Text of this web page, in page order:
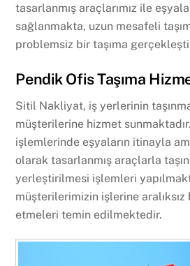
tasarlanmış araçlarımız ile
sağlanmakta, uzun mesafeli
problemsiz bir taşıma
Pendik Ofis Taşıma
Sitil Nakliyat, iş yerlerinin
müşterilerine hizmet
işlemlerinde eşyaların itinayla
olarak tasarlanmış araçlarla
yerleştirilmesi işlemleri
müşterilerimizin işlerine
etmeleri temin edilmektedir.